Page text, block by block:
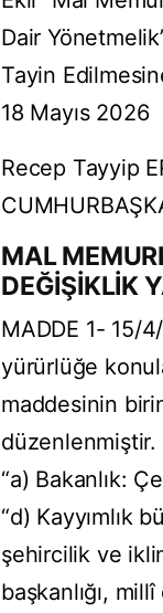
Dair
Tayin
18 Mayıs 2026
Recep Tayyip
MAL
DEĞİŞİKLİK
MADDE 1- 15/
yürürlüğe
maddesinin
düzenlenmiştir.
“a) Bakanlık:
“d) Kayyımlık
şehircilik ve
başkanlığı,